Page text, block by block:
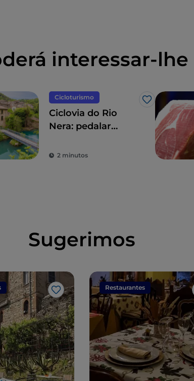
interessar-lhe
Cicloturismo
Gosto
Ciclovia do Rio
Nera: pedalar
e cascatas
2 minutos
Sugerimos
Gosto
Restaurantes